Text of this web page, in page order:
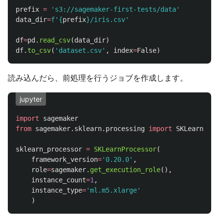
prefix = ' s3://sagemaker-first-tests/data'
data_dir=f' {prefix}/iris.csv'
df=pd . read_csv(data_dir)
df. to_csv( ' dataset.csv' , index=False)
読み込んだら、前処理を行うジョブを作成します。
jupyter
import
sagemaker
from sagemaker.sklearn.processing import
sklearn_processor = SKLearnProcessor(
framework_version=' 0.20.0' ,
role=sagemaker. get_execution_role(),
instance_count=1 ,
instance_type='ml.m5.xlarge'
)